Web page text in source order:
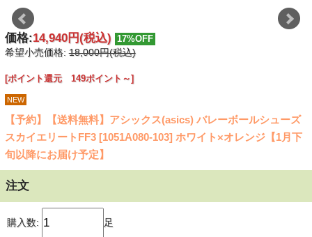
価格:14,940円(税込) 17%OFF
希望小売価格:18,000円(税込)
[ポイント還元 149ポイント～]
NEW
【予約】【送料無料】アシックス(asics) バレーボールシューズ
スカイエリートFF3 [1051A080-103] ホワイト×オレンジ【1月下
旬以降にお届け予定】
注文
購入数: 足